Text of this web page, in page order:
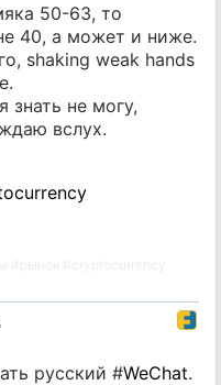
50-63, то
40, а может и ниже.
shaking weak hands
знать не могу,
вслух.
русский #WeChat.